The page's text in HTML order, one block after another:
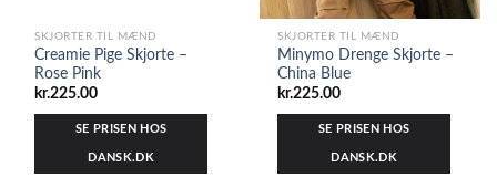
SKJORTER TIL MÆND
Creamie Pige Skjorte –
Rose Pink
kr.225.00
SE PRISEN HOS
DANSK.DK
SKJORTER TIL MÆND
Minymo Drenge Skjorte –
China Blue
kr.225.00
SE PRISEN HOS
DANSK.DK